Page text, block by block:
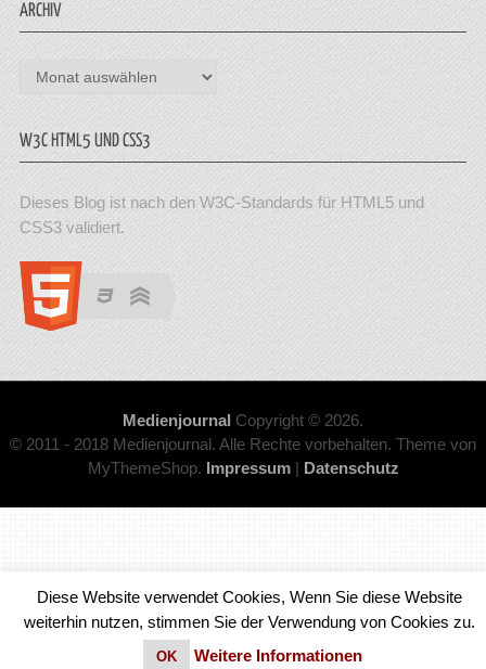
ARCHIV
Archiv
W3C HTML5 UND CSS3
Dieses Blog ist nach den W3C-Standards für HTML5 und
CSS3 validiert.
Medienjournal Copyright © 2026.
© 2011 - 2018 Medienjournal. Alle Rechte vorbehalten. Theme von
MyThemeShop. Impressum| Datenschutz
Diese Website verwendet Cookies, Wenn Sie diese Website
weiterhin nutzen, stimmen Sie der Verwendung von Cookies zu.
OK Weitere Informationen